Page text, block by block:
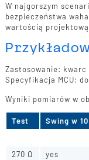
W najgorszym
bezpieczeństwa
wartością
Zastosowanie: kwarc
Specyfikacja MCU:
Wyniki pomiarów w
Test
Swing w
270 Ω
yes